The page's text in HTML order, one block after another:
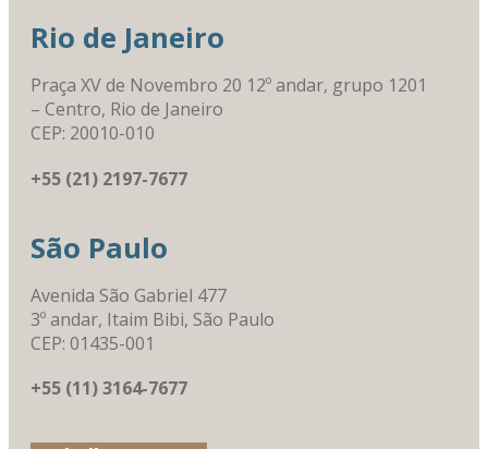
Rio de Janeiro
Praça XV de Novembro 20 12º andar, grupo 1201
– Centro, Rio de Janeiro
CEP: 20010-010
+55 (21) 2197-7677
São Paulo
Avenida São Gabriel 477
3º andar, Itaim Bibi, São Paulo
CEP: 01435-001
+55 (11) 3164-7677